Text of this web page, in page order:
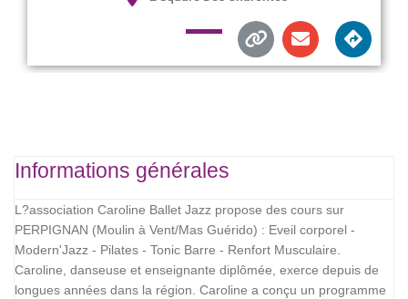
Informations générales
L?association Caroline Ballet Jazz propose des cours sur
PERPIGNAN (Moulin à Vent/Mas Guérido) : Eveil corporel -
Modern'Jazz - Pilates - Tonic Barre - Renfort Musculaire.
Caroline, danseuse et enseignante diplômée, exerce depuis de
longues années dans la région. Caroline a conçu un programme